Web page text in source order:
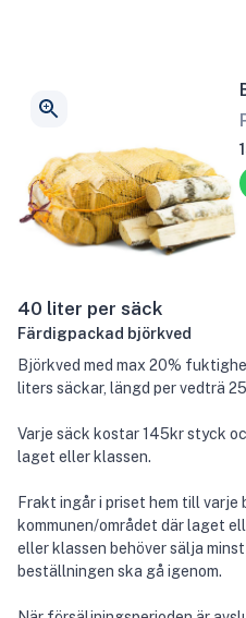
40 liter per säck
Färdigpackad björkved
Björkved med max 20%
liters säckar, längd per vedträ
Varje säck kostar 145kr styck
laget eller klassen.
Frakt ingår i priset hem till varje
kommunen/området där laget
eller klassen behöver sälja
beställningen ska gå igenom.